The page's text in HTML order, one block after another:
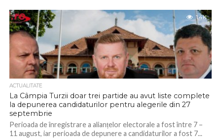
1.4K
ACTUALITATE
La Câmpia Turzii doar trei partide au avut liste complete
la depunerea candidaturilor pentru alegerile din 27
septembrie
Perioada de înregistrare a alianțelor electorale a fost între 7 –
11 august, iar perioada de depunere a candidaturilor a fost 7...